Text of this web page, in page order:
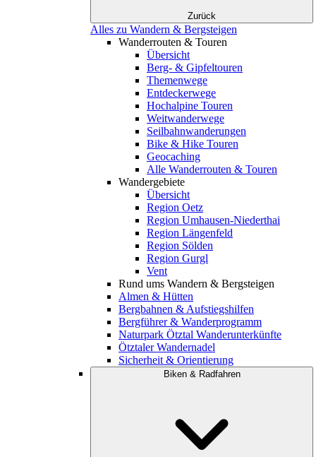
Zurück
Alles zu Wandern & Bergsteigen
Wanderrouten & Touren
Übersicht
Berg- & Gipfeltouren
Themenwege
Entdeckerwege
Hochalpine Touren
Weitwanderwege
Seilbahnwanderungen
Bike & Hike Touren
Geocaching
Alle Wanderrouten & Touren
Wandergebiete
Übersicht
Region Oetz
Region Umhausen-Niederthai
Region Längenfeld
Region Sölden
Region Gurgl
Vent
Rund ums Wandern & Bergsteigen
Almen & Hütten
Bergbahnen & Aufstiegshilfen
Bergführer & Wanderprogramm
Naturpark Ötztal Wanderunterkünfte
Ötztaler Wandernadel
Sicherheit & Orientierung
Biken & Radfahren